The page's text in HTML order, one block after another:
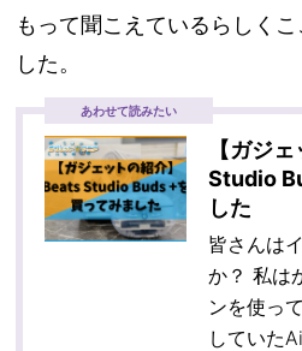
もって聞こえているらしく
した。
あわせて読みたい
【ガジ
Studio
した
皆さんは
か？ 私は
ンを使っ
していた